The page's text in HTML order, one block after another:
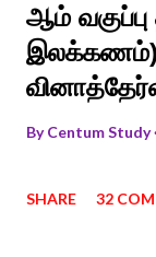
ஆம்
இலக்கணம்)
ByCentum Study
SHARE 32